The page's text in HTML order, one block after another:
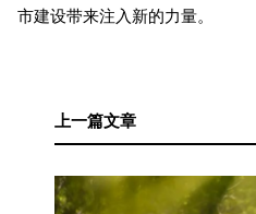
市建设带来注入新的力量。
上一篇文章